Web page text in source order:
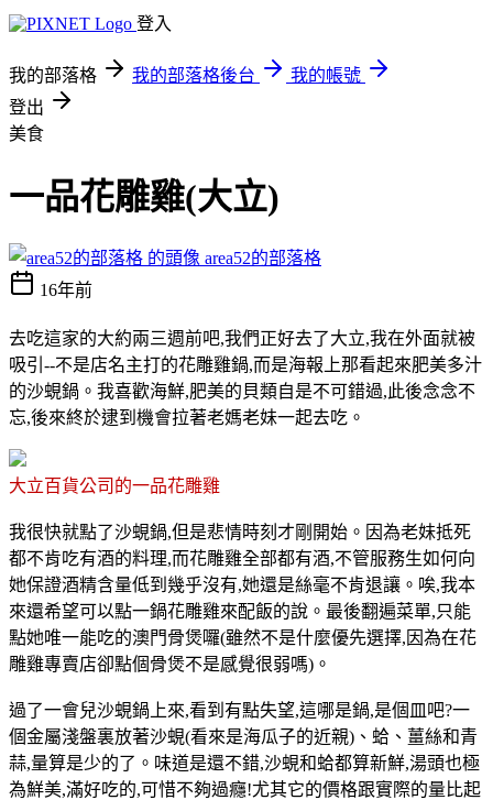
登入
我的部落格 我的部落格後台
我的帳號
登出
美食
一品花雕雞(大立)
area52的部落格
16年前
去吃這家的大約兩三週前吧,我們正好去了大立,我在外面就被
吸引--不是店名主打的花雕雞鍋,而是海報上那看起來肥美多汁
的沙蜆鍋。我喜歡海鮮,肥美的貝類自是不可錯過,此後念念不
忘,後來終於逮到機會拉著老媽老妹一起去吃。
大立百貨公司的一品花雕雞
我很快就點了沙蜆鍋,但是悲情時刻才剛開始。因為老妹抵死
都不肯吃有酒的料理,而花雕雞全部都有酒,不管服務生如何向
她保證酒精含量低到幾乎沒有,她還是絲毫不肯退讓。唉,我本
來還希望可以點一鍋花雕雞來配飯的說。最後翻遍菜單,只能
點她唯一能吃的澳門骨煲囉(雖然不是什麼優先選擇,因為在花
雕雞專賣店卻點個骨煲不是感覺很弱嗎)。
過了一會兒沙蜆鍋上來,看到有點失望,這哪是鍋,是個皿吧?一
個金屬淺盤裏放著沙蜆(看來是海瓜子的近親)、蛤、薑絲和青
蒜,量算是少的了。味道是還不錯,沙蜆和蛤都算新鮮,湯頭也極
為鮮美,滿好吃的,可惜不夠過癮!尤其它的價格跟實際的量比起